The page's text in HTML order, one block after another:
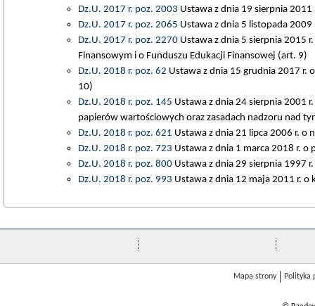
Dz.U. 2017 r. poz. 2003 Ustawa z dnia 19 sierpnia 2011
Dz.U. 2017 r. poz. 2065 Ustawa z dnia 5 listopada
Dz.U. 2017 r. poz. 2270Ustawa z dnia 5 sierpnia 2015
Finansowym i o Funduszu Edukacji Finansowej (art. 9)
Dz.U. 2018 r. poz. 62 Ustawa z dnia 15 grudnia 2017 r.
10)
Dz.U. 2018 r. poz. 145 Ustawa z dnia 24 sierpnia 2001
papierów wartościowych oraz zasadach nadzoru nad
Dz.U. 2018 r. poz. 621 Ustawa z dnia 21 lipca 2006 r. o
Dz.U. 2018 r. poz. 723 Ustawa z dnia 1 marca 2018 r.
Dz.U. 2018 r. poz. 800Ustawa z dnia 29 sierpnia 1997
Dz.U. 2018 r. poz. 993 Ustawa z dnia 12 maja 2011 r.
Mapa strony Polityka